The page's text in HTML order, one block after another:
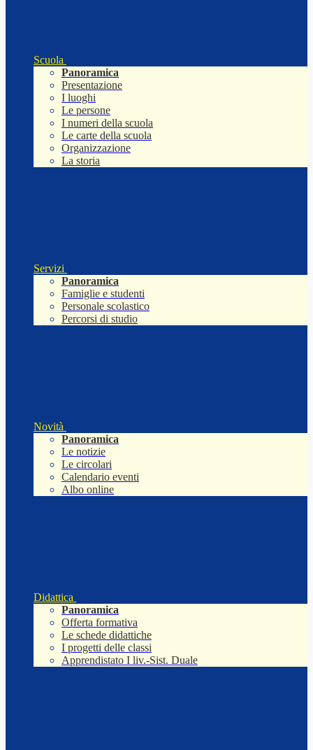
Scuola
Panoramica
Presentazione
I luoghi
Le persone
I numeri della scuola
Le carte della scuola
Organizzazione
La storia
Servizi
Panoramica
Famiglie e studenti
Personale scolastico
Percorsi di studio
Novità
Panoramica
Le notizie
Le circolari
Calendario eventi
Albo online
Didattica
Panoramica
Offerta formativa
Le schede didattiche
I progetti delle classi
Apprendistato I liv.-Sist. Duale